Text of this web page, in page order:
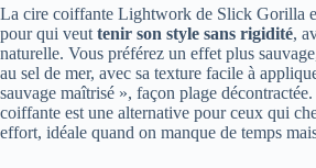
La cire coiffante Lightwork de Slick Gorilla
pour qui veut tenir son style sans rigidité,
naturelle. Vous préférez un effet plus
au sel de mer, avec sa texture facile à
sauvage maîtrisé », façon plage
coiffante est une alternative pour ceux qui
effort, idéale quand on manque de temps